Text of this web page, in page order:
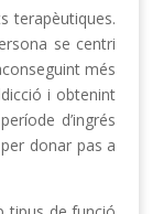
terapèutiques.
se centri
més
i obtenint
d’ingrés
donar pas a